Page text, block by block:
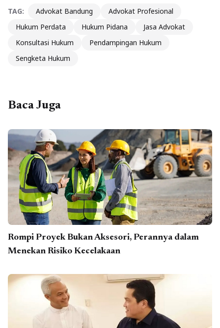
TAG: Advokat Bandung
Advokat Profesional
Hukum Perdata
Hukum Pidana
Jasa Advokat
Konsultasi Hukum
Pendampingan Hukum
Sengketa Hukum
Baca Juga
Rompi Proyek Bukan Aksesori, Perannya dalam
Menekan Risiko Kecelakaan